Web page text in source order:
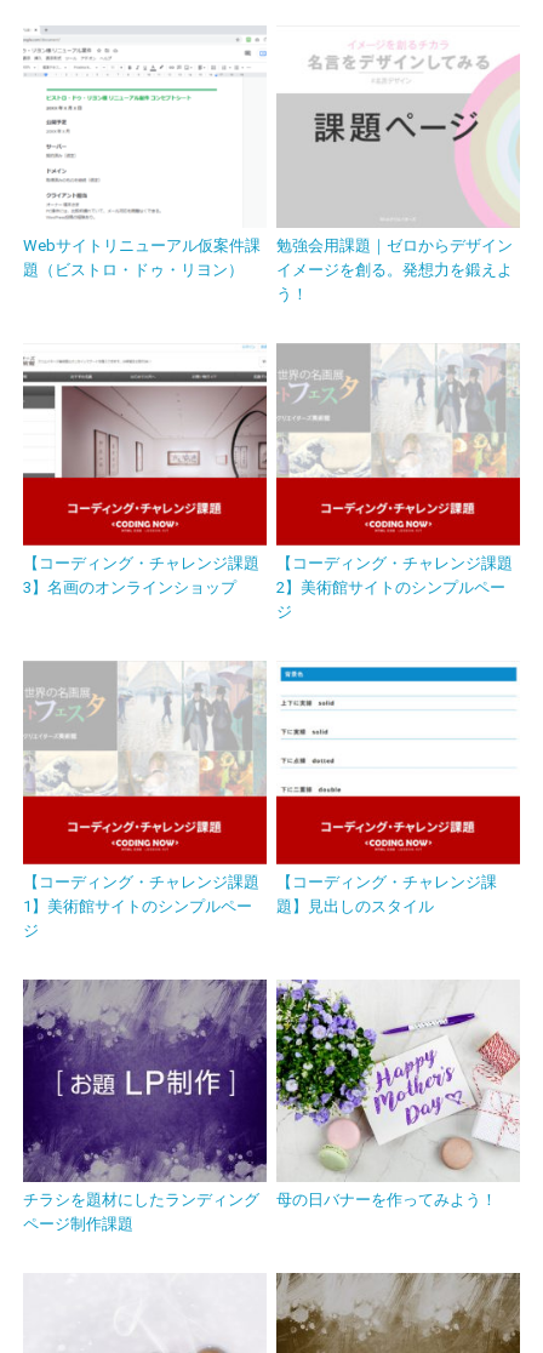
Webサイトリニューアル仮案件課
題（ビストロ・ドゥ・リヨン）
勉強会用課題｜ゼロからデザイン
イメージを創る。発想力を鍛えよ
う！
【コーディング・チャレンジ課題
3】名画のオンラインショップ
【コーディング・チャレンジ課題
2】美術館サイトのシンプルペー
ジ
【コーディング・チャレンジ課題
1】美術館サイトのシンプルペー
ジ
【コーディング・チャレンジ課
題】見出しのスタイル
チラシを題材にしたランディング
ページ制作課題
母の日バナーを作ってみよう！